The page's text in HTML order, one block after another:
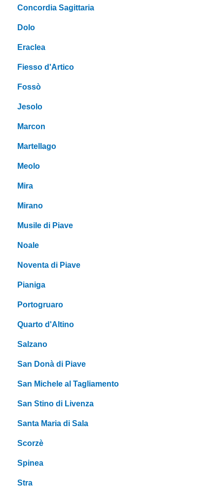
Concordia Sagittaria
Dolo
Eraclea
Fiesso d'Artico
Fossò
Jesolo
Marcon
Martellago
Meolo
Mira
Mirano
Musile di Piave
Noale
Noventa di Piave
Pianiga
Portogruaro
Quarto d'Altino
Salzano
San Donà di Piave
San Michele al Tagliamento
San Stino di Livenza
Santa Maria di Sala
Scorzè
Spinea
Stra